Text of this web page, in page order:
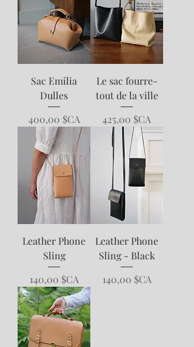
Sac Emilia
Dulles
Prix
400,00 $CA
Le sac fourre-
tout de la ville
Prix
425,00 $CA
Leather Phone
Sling
Prix
140,00 $CA
Leather Phone
Sling - Black
Prix
140,00 $CA